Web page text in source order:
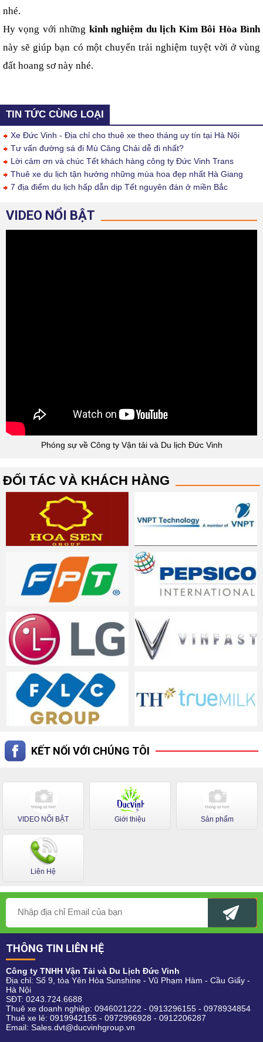
nhé.
Hy vọng với những
này sẽ giúp bạn có một chuyến trải nghiệm tuyệt vời ở vùng
đất hoang sơ này nhé.
TIN TỨC CÙNG LOẠI
Xe Đức Vinh - Địa chỉ cho thuê xe theo tháng uy tín tại Hà Nội
Tư vấn đường sá đi Mù Căng Chải dễ đi nhất?
Lời cảm ơn và chúc Tết khách hàng công ty Đức Vinh Trans
Thuê xe du lịch tận hưởng những mùa hoa đẹp nhất Hà Giang
7 địa điểm du lịch hấp dẫn dịp Tết nguyên đán ở miền Bắc
VIDEO NỔI BẬT
Phóng sự về Công ty Vận tải và Du lịch Đức Vinh
ĐỐI TÁC VÀ KHÁCH HÀNG
KẾT NỐI VỚI CHÚNG TÔI
VIDEO NỔI BẬT Giới thiệu Sản phẩm
Liên Hệ
THÔNG TIN LIÊN HỆ
Công ty TNHH Vận Tải và Du Lịch Đức Vinh
Địa chỉ: Số 9, tòa Yên Hòa Sunshine - Vũ Phạm Hàm - Cầu Giấy -
Hà Nội
SĐT: 0243.724.6688
Thuê xe doanh nghiệp: 0946021222 - 0913296155 - 0978934854
Thuê xe lẻ: 0919942155 - 0972996928 - 0912206287
Email: Sales.dvt@ducvinhgroup.vn